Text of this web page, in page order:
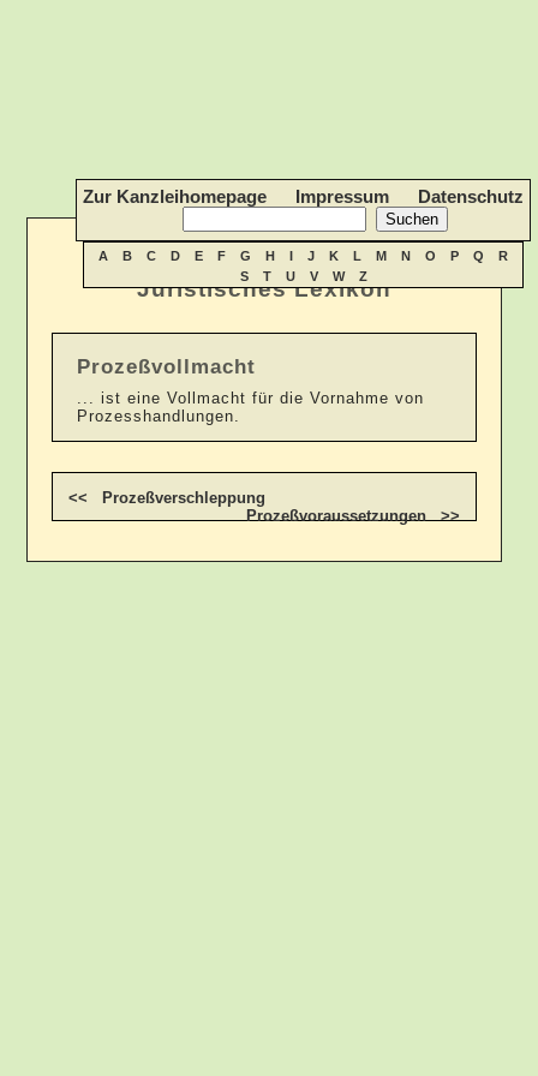
Juristisches Lexikon
Zur Kanzleihomepage Impressum Datenschutz
A B C D E F G H I J K L M N O P Q
R
S
T U V W Z
Prozeßvollmacht
... ist eine Vollmacht für die Vornahme von
Prozesshandlungen.
<< Prozeßverschleppung
Prozeßvoraussetzungen >>